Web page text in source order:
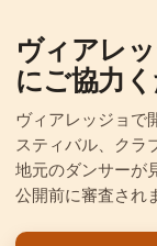
ショップ
TuneTempo
+ イベントを
ヴィアレ
にご協力
ヴィアレッジョで
スティバル、クラ
地元のダンサーが
公開前に審査され